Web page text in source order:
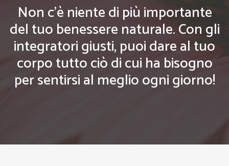
Non c'è niente di più importante
del tuo benessere naturale. Con gli
integratori giusti, puoi dare al tuo
corpo tutto ciò di cui ha bisogno
per sentirsi al meglio ogni giorno!